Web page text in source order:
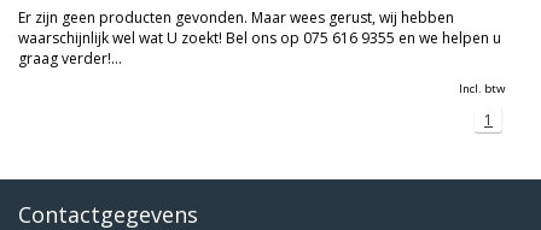
Er zijn geen producten gevonden. Maar wees gerust, wij hebben
waarschijnlijk wel wat U zoekt! Bel ons op 075 616 9355 en we helpen u
graag verder!...
Incl. btw
1
Contactgegevens